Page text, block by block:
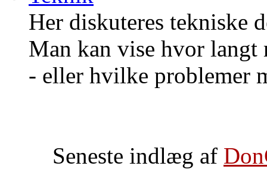
Her diskuteres tekniske
Man kan vise hvor langt
- eller hvilke problemer
Seneste indlæg af